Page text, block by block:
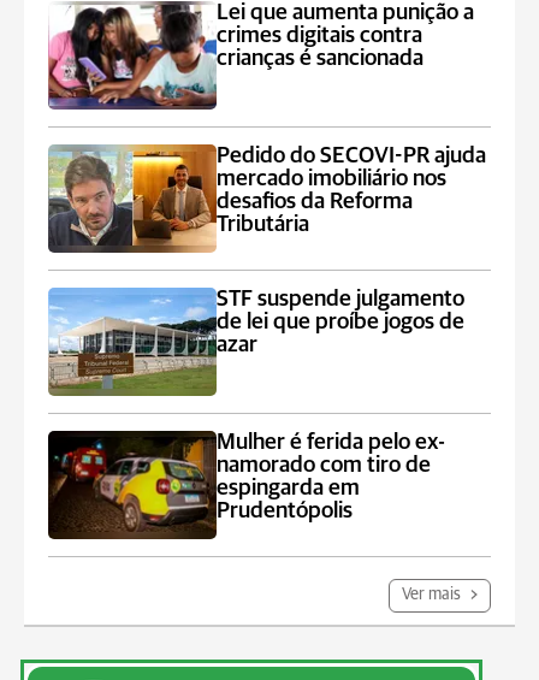
Lei que aumenta punição a
crimes digitais contra
crianças é sancionada
Pedido do SECOVI-PR ajuda
mercado imobiliário nos
desafios da Reforma
Tributária
STF suspende julgamento
de lei que proíbe jogos de
azar
Mulher é ferida pelo ex-
namorado com tiro de
espingarda em
Prudentópolis
Ver mais